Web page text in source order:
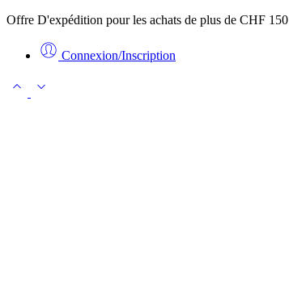
Offre D'expédition pour les achats de plus de CHF 150
Connexion/Inscription